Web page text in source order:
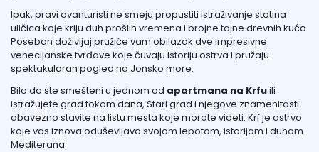
Ipak, pravi avanturisti ne smeju propustiti istraživanje stotina
uličica koje kriju duh prošlih vremena i brojne tajne drevnih kuća.
Poseban doživljaj pružiće vam obilazak dve impresivne
venecijanske tvrđave koje čuvaju istoriju ostrva i pružaju
spektakularan pogled na Jonsko more.
Bilo da ste smešteni u jednom od apartmana na Krfuili
istražujete grad tokom dana, Stari grad i njegove znamenitosti
obavezno stavite na listu mesta koje morate videti. Krf je ostrvo
koje vas iznova oduševljava svojom lepotom, istorijom i duhom
Mediterana.